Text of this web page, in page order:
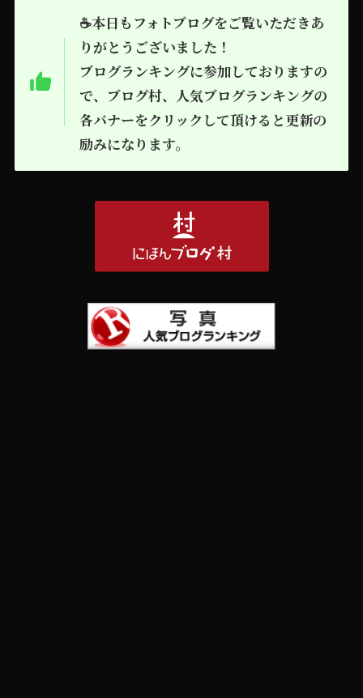
☕本日もフォトブログをご覧いただきあ
りがとうございました！
ブログランキングに参加しておりますの
で、ブログ村、人気ブログランキングの
各バナーをクリックして頂けると更新の
励みになります。